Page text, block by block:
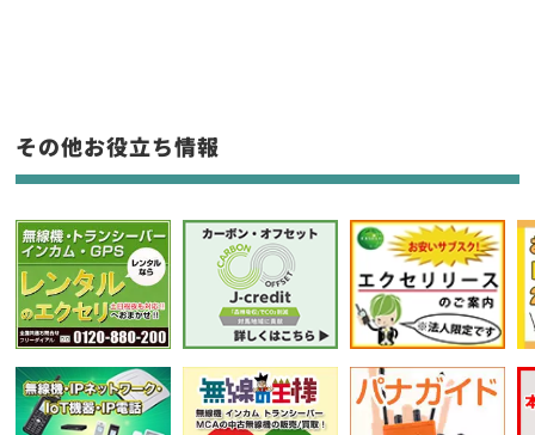
フリーワード入力(製品名等)
選択条件をリセット
その他お役立ち情報